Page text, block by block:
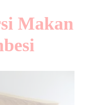
Makan